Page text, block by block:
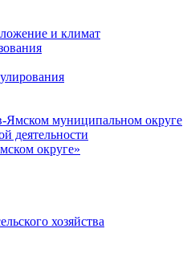
и климат
муниципальном округе
деятельности
округе»
хозяйства